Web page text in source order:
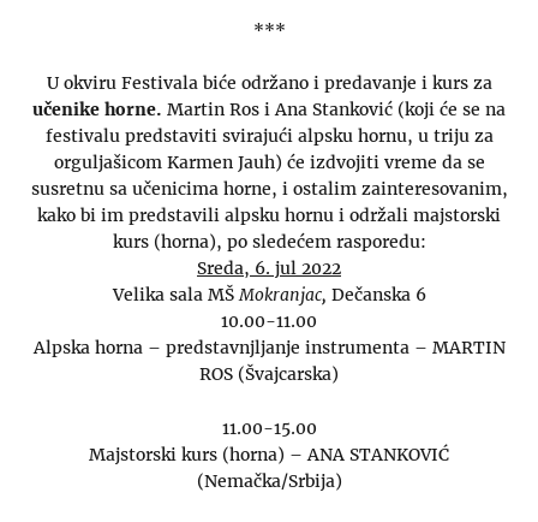
***
U okviru Festivala biće održano i predavanje i kurs za
učenike horne. Martin Ros i Ana Stanković (koji će se na
festivalu predstaviti svirajući alpsku hornu, u triju za
orguljašicom Karmen Jauh) će izdvojiti vreme da se
susretnu sa učenicima horne, i ostalim zainteresovanim,
kako bi im predstavili alpsku hornu i održali majstorski
kurs (horna), po sledećem rasporedu:
Sreda, 6. jul 2022
Velika sala MŠMokranjac, Dečanska 6
10.00-11.00
Alpska horna – predstavnjljanje instrumenta – MARTIN
ROS (Švajcarska)
11.00-15.00
Majstorski kurs (horna) – ANA STANKOVIĆ
(Nemačka/Srbija)